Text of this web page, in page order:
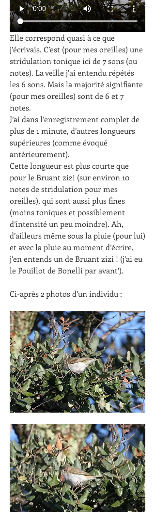
Elle correspond quasi à ce que
j’écrivais. C’est (pour mes oreilles) une
stridulation tonique ici de 7 sons (ou
notes). La veille j’ai entendu répétés
les 6 sons. Mais la majorité signifiante
(pour mes oreilles) sont de 6 et 7
notes.
J’ai dans l’enregistrement complet de
plus de 1 minute, d’autres longueurs
supérieures (comme évoqué
antérieurement).
Cette longueur est plus courte que
pour le Bruant zizi (sur environ 10
notes de stridulation pour mes
oreilles), qui sont aussi plus fines
(moins toniques et possiblement
d’intensité un peu moindre). Ah,
d’ailleurs même sous la pluie (pour lui)
et avec la pluie au moment d’écrire,
j’en entends un de Bruant zizi ! (j’ai eu
le Pouillot de Bonelli par avant’).
Ci-après 2 photos d’un individu :